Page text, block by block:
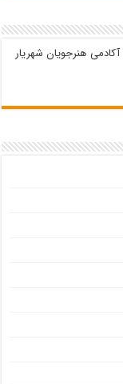
آکادمی هنرجویان شهریار